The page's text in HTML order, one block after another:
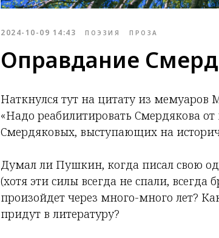
2024-10-09 14:43 ПОЭЗИЯ ПРОЗА
Оправдание
Наткнулся тут на цитату из
«Надо реабилитировать Смердякова от
Смердяковых, выступающих на
Думал ли Пушкин, когда писал свою
(хотя эти силы всегда не спали,
произойдет через много-много лет?
придут в литературу?